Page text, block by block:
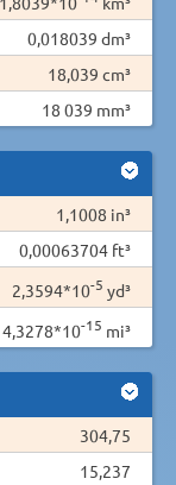
0,018039 dm³
18,039 cm³
18 039 mm³
1,1008 in³
0,00063704 ft³
2,3594*10-5 yd³
4,3278*10-15 mi³
304,75
15,237